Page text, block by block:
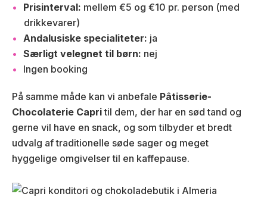
Prisinterval: mellem €5 og €10 pr. person (med
drikkevarer)
Andalusiske specialiteter: ja
Særligt velegnet til børn: nej
Ingen booking
På samme måde kan vi anbefale Pâtisserie-
Chocolaterie Capritil dem, der har en sød tand og
gerne vil have en snack, og som tilbyder et bredt
udvalg af traditionelle søde sager og meget
hyggelige omgivelser til en kaffepause.